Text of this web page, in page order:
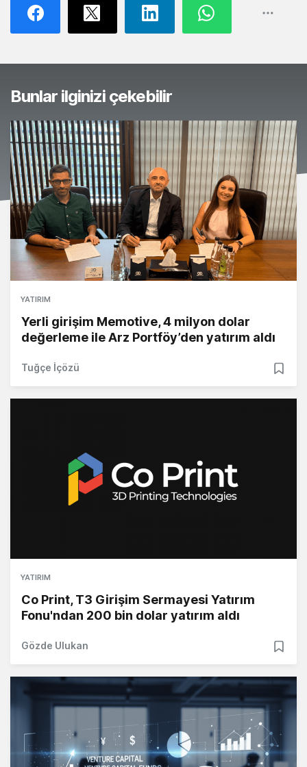
Bunlar ilginizi çekebilir
YATIRIM
Yerli girişim Memotive, 4 milyon dolar
değerleme ile Arz Portföy’den yatırım aldı
Tuğçe İçözü
YATIRIM
Co Print, T3 Girişim Sermayesi Yatırım
Fonu'ndan 200 bin dolar yatırım aldı
Gözde Ulukan